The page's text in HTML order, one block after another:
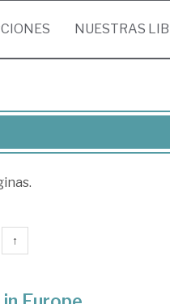
NUESTRAS
↑